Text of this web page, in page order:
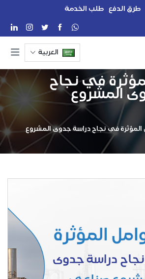
طرق الدفع طلب الخدمة
العربية
في نجاح
المشروع
المؤثرة في نجاح دراسة جدوى المشروع